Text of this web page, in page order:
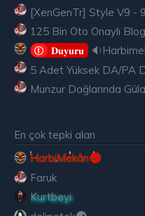
[XenGenTr] Style V9 -
𝐃𝐮𝐲𝐮𝐫𝐮
En çok tepki alan
HarbiMekân
Faruk
Kurtbeyi